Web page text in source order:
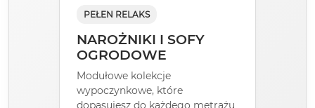
PEŁEN RELAKS
NAROŻNIKI I SOFY
OGRODOWE
Modułowe kolekcje
wypoczynkowe, które